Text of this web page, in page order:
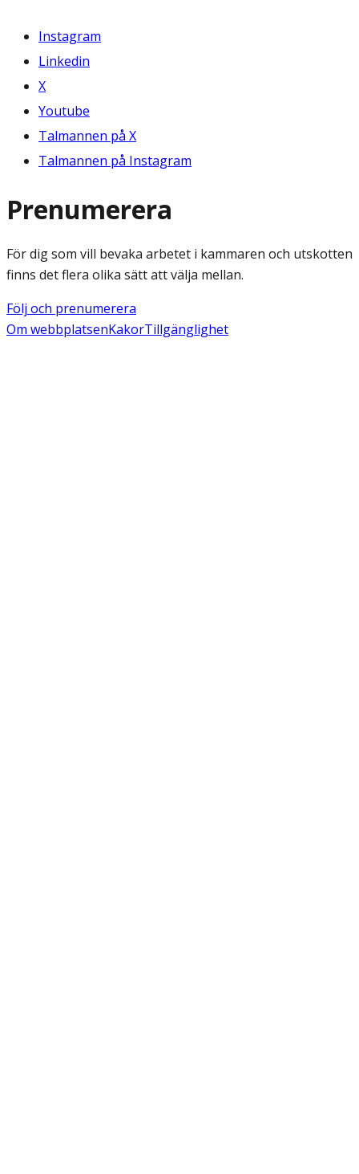
Instagram
Linkedin
X
Youtube
Talmannen på X
Talmannen på Instagram
Prenumerera
För dig som vill bevaka arbetet i kammaren och utskotten
finns det flera olika sätt att välja mellan.
Följ och prenumerera
Om webbplatsenKakorTillgänglighet